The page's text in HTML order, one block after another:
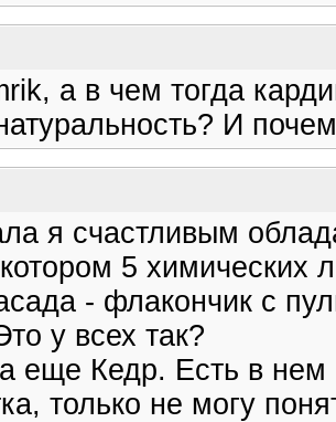
а в чем тогда
И
я счастливым
5 химических
- флакончик с
у всех так?
еще Кедр. Есть в нем
только не могу